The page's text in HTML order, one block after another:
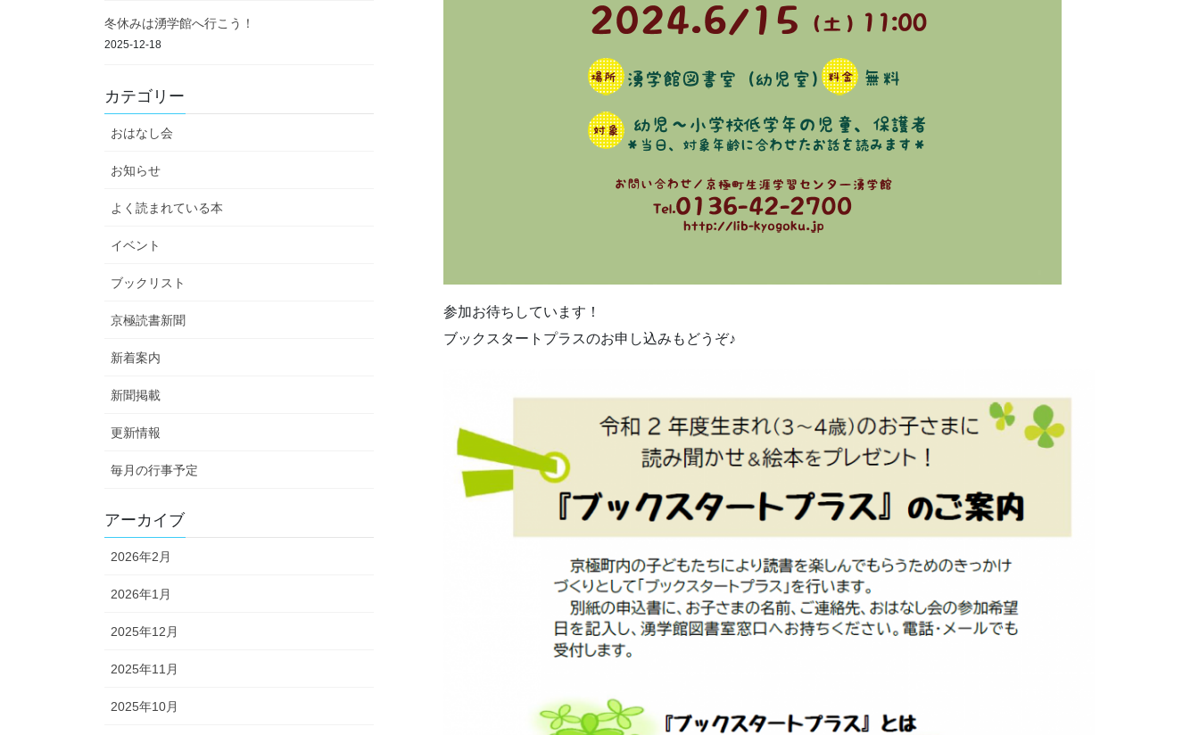
参加お待ちしています！
ブックスタートプラスのお申し込みもどうぞ♪
冬休みは湧学館へ行こう！
2025-12-18
カテゴリー
おはなし会
お知らせ
よく読まれている本
イベント
ブックリスト
京極読書新聞
新着案内
新聞掲載
更新情報
毎月の行事予定
アーカイブ
2026年2月
2026年1月
2025年12月
2025年11月
2025年10月